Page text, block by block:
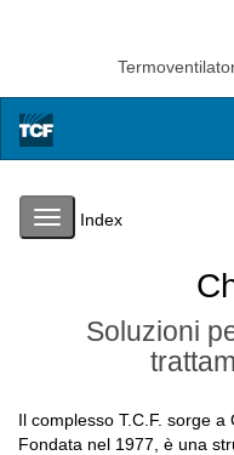
Toggle
navigation
Index
Soluzioni
Il complesso T.C.F. sorge a
Fondata nel 1977, è una